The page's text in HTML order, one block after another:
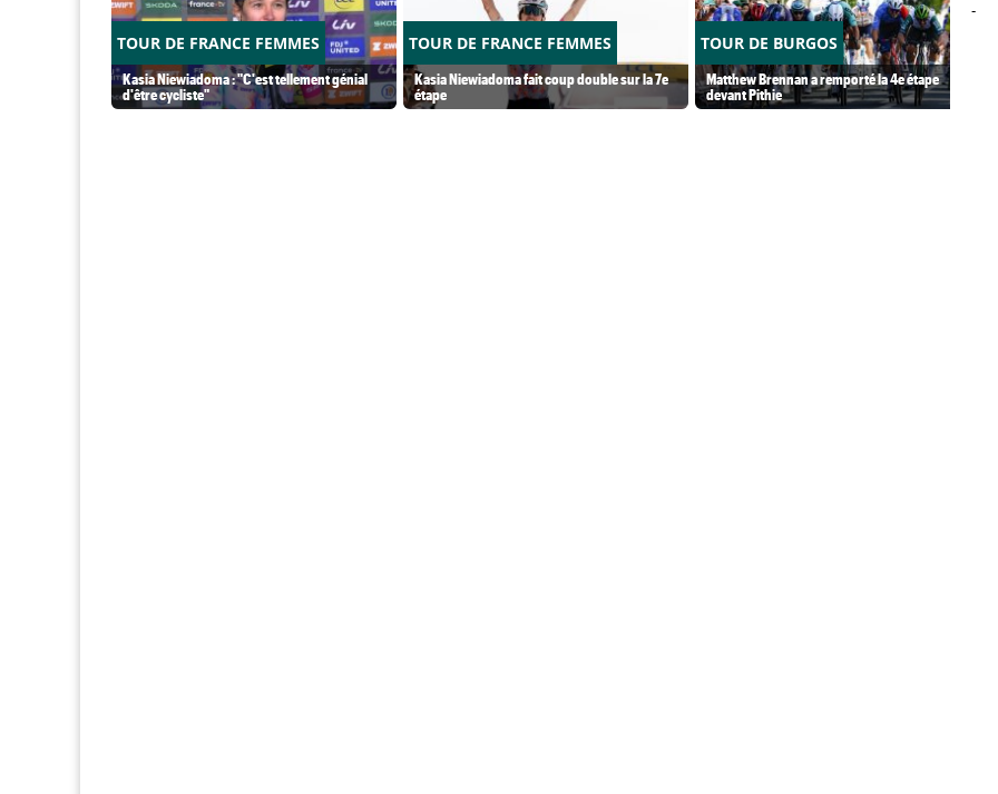
TOUR DE FRANCE FEMMES
Kasia Niewiadoma : "C'est tellement génial
d'être cycliste"
TOUR DE FRANCE FEMMES
Kasia Niewiadoma fait coup double sur la 7e
étape
TOUR DE BURGOS
Matthew Brennan a remporté la 4e étape
devant Pithie
-